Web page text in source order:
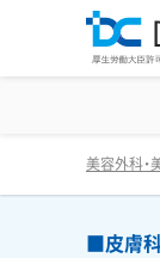
美容外科
■皮膚
戻る